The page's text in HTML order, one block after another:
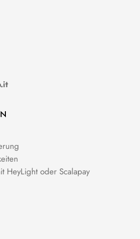
HeyLight oder Scalapay